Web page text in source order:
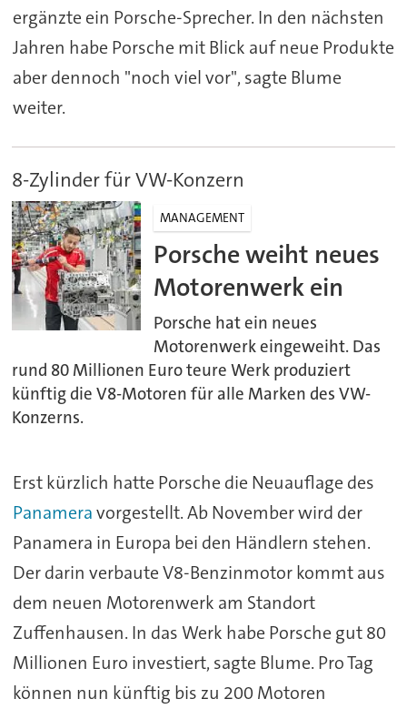
ergänzte ein Porsche-Sprecher. In den nächsten
Jahren habe Porsche mit Blick auf neue Produkte
aber dennoch "noch viel vor", sagte Blume
weiter.
8-Zylinder für VW-Konzern
MANAGEMENT
Porsche weiht neues
Motorenwerk ein
Porsche hat ein neues
Motorenwerk eingeweiht. Das
rund 80 Millionen Euro teure Werk produziert
künftig die V8-Motoren für alle Marken des VW-
Konzerns.
Erst kürzlich hatte Porsche die Neuauflage des
Panameravorgestellt. Ab November wird der
Panamera in Europa bei den Händlern stehen.
Der darin verbaute V8-Benzinmotor kommt aus
dem neuen Motorenwerk am Standort
Zuffenhausen. In das Werk habe Porsche gut 80
Millionen Euro investiert, sagte Blume. Pro Tag
können nun künftig bis zu 200 Motoren